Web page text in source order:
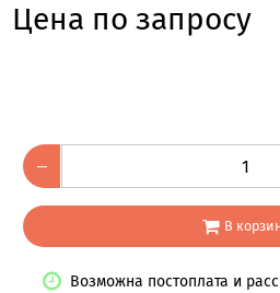
Цена по запросу
–
В
Возможна постоплата и